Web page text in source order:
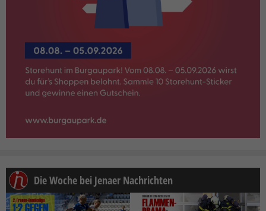
Die Woche bei Jenaer Nachrichten